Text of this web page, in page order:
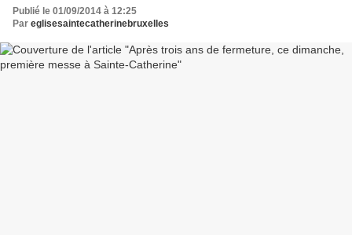
Publié le 01/09/2014 à 12:25
Par eglisesaintecatherinebruxelles